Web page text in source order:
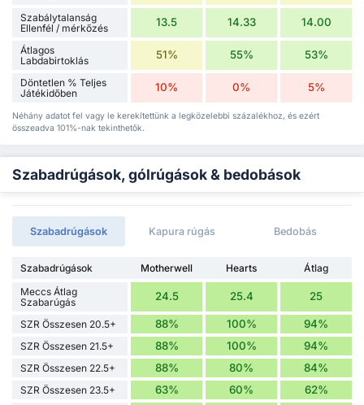
Szabálytalanság
Ellenfél / mérkőzés
13.5 14.33 14.00
Átlagos
Labdabirtoklás
51% 55% 53%
Döntetlen % Teljes
Játékidőben
10% 0% 5%
Néhány adatot fel vagy le kerekítettünk a legközelebbi százalékhoz, és ezért
összeadva 101%-nak tekinthetők.
Szabadrúgások, gólrúgások & bedobások
Szabadrúgások Kapura rúgás Bedobás
Szabadrúgások Motherwell Hearts
Átlag
Meccs Átlag
Szabarúgás
24.5 25.4 25
SZR Összesen 20.5+ 88% 100% 94%
SZR Összesen 21.5+ 88% 100% 94%
SZR Összesen 22.5+ 88% 80% 84%
SZR Összesen 23.5+ 63% 60%
62%